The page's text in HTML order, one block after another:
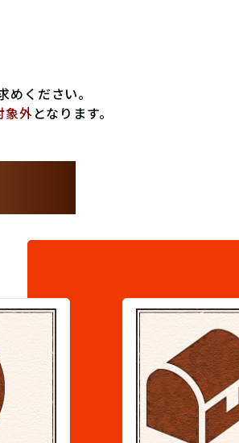
ください。
象外となります。